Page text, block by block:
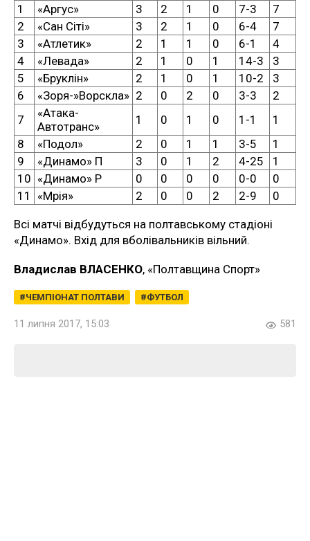
1
«Аргус» 3 2 1 0 7-3
7
2
«Сан Сіті» 3 2 1 0 6-4
7
3
«Атлетик» 2 1 1 0 6-1
4
4
«Левада» 2 1 0 1 14-3
3
5
«Бруклін» 2 1 0 1 10-2
3
6
«Зоря-»Ворскла» 2 0 2 0 3-3
2
7
«Атака-
Автотранс»
1 0 1 0 1-1
1
8
«Подол» 2 0 1 1 3-5
1
9
«Динамо» П 3 0 1 2 4-25
1
10 «Динамо» Р 0 0 0 0 0-0
0
11
«Мрія» 2 0 0 2 2-9 0
Всі матчі відбудуться на полтавському стадіоні
«Динамо». Вхід для вболівальників вільний.
Владислав ВЛАСЕНКО, «Полтавщина Спорт»
ЧЕМПІОНАТ ПОЛТАВИ ФУТБОЛ
11 липня 2017, 15:03 581